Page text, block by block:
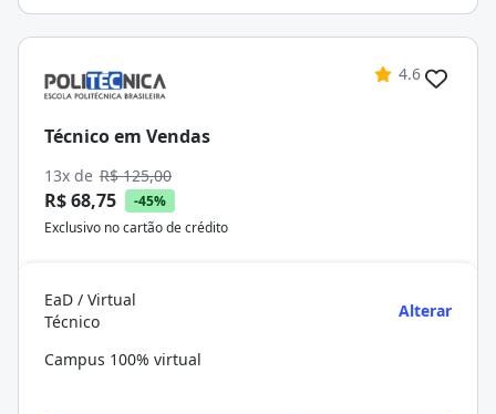
4.6
Técnico em Vendas
13x de R$ 125,00
R$ 68,75
-45%
Exclusivo no cartão de crédito
EaD / Virtual
Técnico
Alterar
Campus 100% virtual